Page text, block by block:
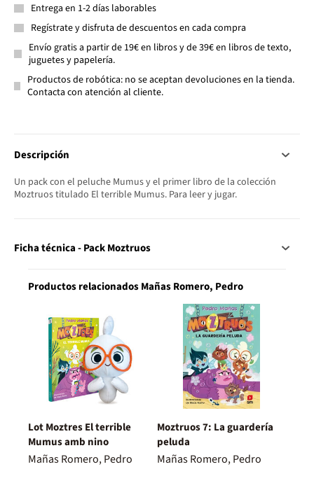
Entrega en 1-2 días laborables
Regístrate y disfruta de descuentos en cada compra
Envío gratis a partir de 19€ en libros y de 39€ en libros de texto,
juguetes y papelería.
Productos de robótica: no se aceptan devoluciones en la tienda.
Contacta con atención al cliente.
Descripción
Un pack con el peluche Mumus y el primer libro de la colección
Moztruos titulado El terrible Mumus. Para leer y jugar.
Ficha técnica - Pack Moztruos
Productos relacionados Mañas Romero, Pedro
Lot Moztres El terrible
Mumus amb nino
Mañas Romero, Pedro
Moztruos 7: La guardería
peluda
Mañas Romero, Pedro